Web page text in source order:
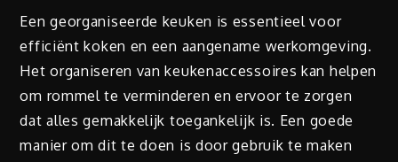
Een georganiseerde keuken is essentieel voor
efficiënt koken en een aangename werkomgeving.
Het organiseren van keukenaccessoires kan helpen
om rommel te verminderen en ervoor te zorgen
dat alles gemakkelijk toegankelijk is. Een goede
manier om dit te doen is door gebruik te maken